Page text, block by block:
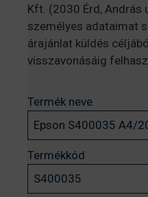
Kft. (2030 Érd,
személyes adataimat
árajánlat küldés
visszavonásáig
Termék neve
Termékkód